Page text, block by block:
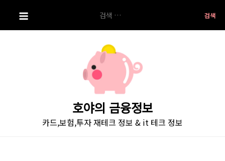
i
색:
호야의 금융정보
카드,보험,투자 재테크 정보 & it 테크 정보